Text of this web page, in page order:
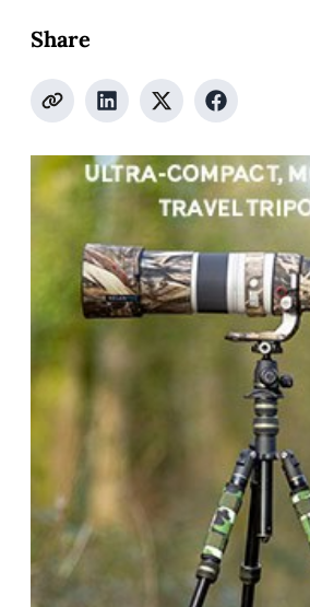
Share